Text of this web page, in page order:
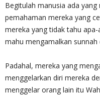
Begitulah manusia ada
pemahaman mereka yang
mereka yang tidak tahu
mahu mengamalkan sunnah
Padahal, mereka yang
menggelarkan diri mereka
menggelar orang lain itu